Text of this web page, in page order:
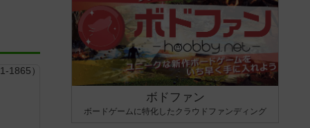
ボドファン
ボードゲームに特化したクラウドファンディング